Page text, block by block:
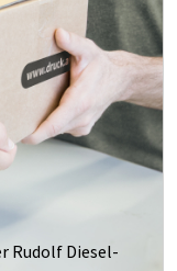
Rudolf Diesel-